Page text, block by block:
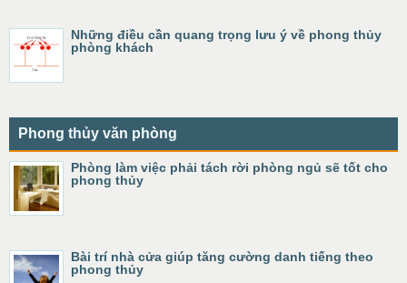
Những điều cần quang trọng lưu ý về phong thủy
phòng khách
Phong thủy văn phòng
Phòng làm việc phải tách rời phòng ngủ sẽ tốt cho
phong thủy
Bài trí nhà cửa giúp tăng cường danh tiếng theo
phong thủy